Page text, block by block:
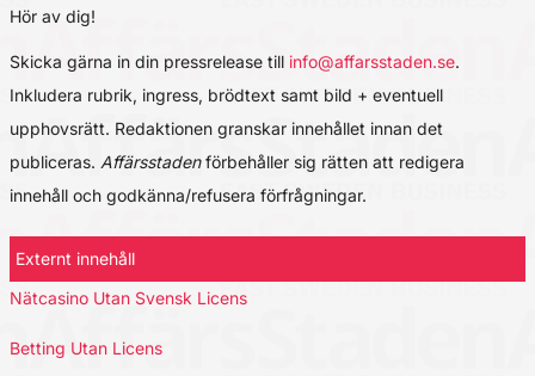
Hör av dig!
Skicka gärna in din pressrelease till info@affarsstaden.se.
Inkludera rubrik, ingress, brödtext samt bild + eventuell
upphovsrätt. Redaktionen granskar innehållet innan det
publiceras. Affärsstadenförbehåller sig rätten att redigera
innehåll och godkänna/refusera förfrågningar.
Externt innehåll
Nätcasino Utan Svensk Licens
Betting Utan Licens